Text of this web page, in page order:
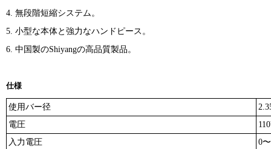
4. 無段階短縮システム。
5. 小型な本体と強力なハンドピース。
6. 中国製のShiyangの高品質製品。
仕様
使用バー径
電圧
入力電圧
0